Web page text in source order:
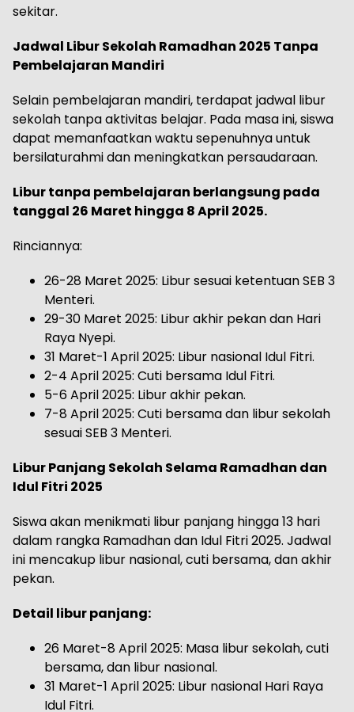
sekitar.
Jadwal Libur Sekolah Ramadhan 2025 Tanpa
Pembelajaran Mandiri
Selain pembelajaran mandiri, terdapat jadwal libur
sekolah tanpa aktivitas belajar. Pada masa ini, siswa
dapat memanfaatkan waktu sepenuhnya untuk
bersilaturahmi dan meningkatkan persaudaraan.
Libur tanpa pembelajaran berlangsung pada
tanggal 26 Maret hingga 8 April 2025.
Rinciannya:
26-28 Maret 2025: Libur sesuai ketentuan SEB 3
Menteri.
29-30 Maret 2025: Libur akhir pekan dan Hari
Raya Nyepi.
31 Maret-1 April 2025: Libur nasional Idul Fitri.
2-4 April 2025: Cuti bersama Idul Fitri.
5-6 April 2025: Libur akhir pekan.
7-8 April 2025: Cuti bersama dan libur sekolah
sesuai SEB 3 Menteri.
Libur Panjang Sekolah Selama Ramadhan dan
Idul Fitri 2025
Siswa akan menikmati libur panjang hingga 13 hari
dalam rangka Ramadhan dan Idul Fitri 2025. Jadwal
ini mencakup libur nasional, cuti bersama, dan akhir
pekan.
Detail libur panjang:
26 Maret-8 April 2025: Masa libur sekolah, cuti
bersama, dan libur nasional.
31 Maret-1 April 2025: Libur nasional Hari Raya
Idul Fitri.